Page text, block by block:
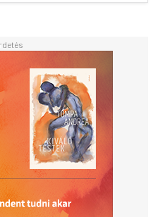
házasság
Vajon vár rájuk a
felemészt?
Embers Book Blog
Pang. Blog